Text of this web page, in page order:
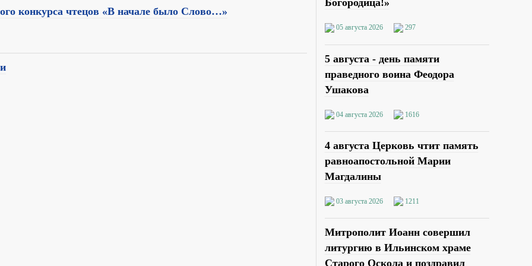
конкурса чтецов «В начале было Слово…»
Богородица!»
05 августа 2026 297
5 августа - день памяти
праведного воина Феодора
Ушакова
04 августа 2026 1616
4 августа Церковь чтит память
равноапостольной Марии
Магдалины
03 августа 2026 1211
Митрополит Иоанн совершил
литургию в Ильинском храме
Старого Оскола и поздравил